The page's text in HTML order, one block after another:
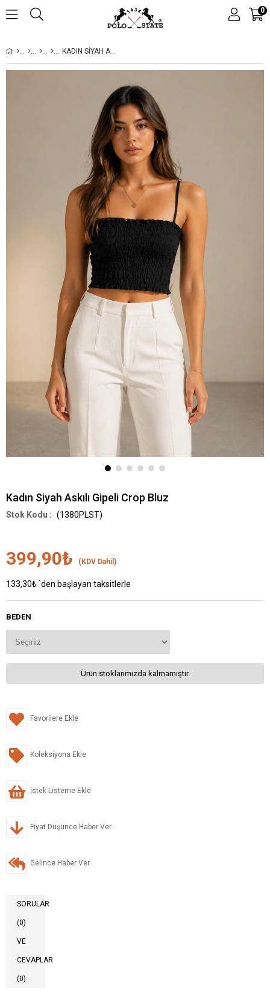
0
KADIN SIYAH ASKILI GIPELI CROP BLUZ
Kadın Siyah Askılı Gipeli Crop Bluz
(1380PLST)
399,90₺ (KDV Dahil)
133,30₺`den başlayan taksitlerle
BEDEN
Ürün stoklarımızda kalmamıştır.
Favorilere Ekle
Koleksiyona Ekle
İstek Listeme Ekle
Fiyat Düşünce Haber Ver
Gelince Haber Ver
SORULAR
(0)
VE
CEVAPLAR
(0)